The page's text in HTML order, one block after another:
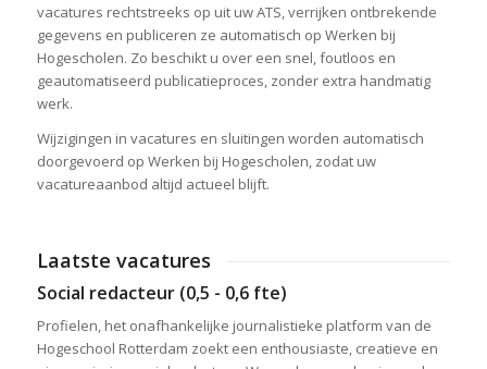
vacatures rechtstreeks op uit uw ATS, verrijken ontbrekende
gegevens en publiceren ze automatisch op Werken bij
Hogescholen. Zo beschikt u over een snel, foutloos en
geautomatiseerd publicatieproces, zonder extra handmatig
werk.
Wijzigingen in vacatures en sluitingen worden automatisch
doorgevoerd op Werken bij Hogescholen, zodat uw
vacatureaanbod altijd actueel blijft.
Laatste vacatures
Social redacteur (0,5 - 0,6 fte)
Profielen, het onafhankelijke journalistieke platform van de
Hogeschool Rotterdam zoekt een enthousiaste, creatieve en